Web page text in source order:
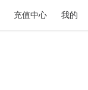
充值中心 我的